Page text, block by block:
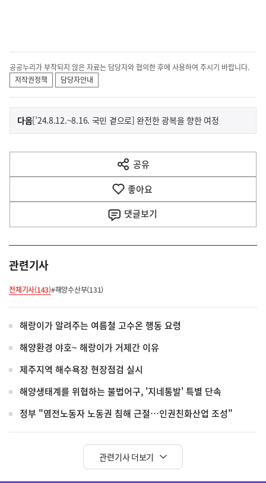
공공누리가 부착되지 않은 자료는 담당자와 협의한 후에 사용하여 주시기 바랍니다.
저작권정책
담당자안내
이
전
다
음
다음기
사
[’24.8.12.~8.16. 국민 곁으로] 완전한 광복을 향한 여정
공유
열
기
좋아요
댓글보기
관련기사
전체기사(143)#해양수산부(131)
해랑이가 알려주는 여름철 고수온 행동 요령
해양환경 야호~ 해랑이가 거제간 이유
제주지역 해수욕장 현장점검 실시
해양생태계를 위협하는 불법어구, '지네통발' 특별 단속
정부 "염전노동자 노동권 침해 근절…인권친화산업 조성"
관련기사 더보기